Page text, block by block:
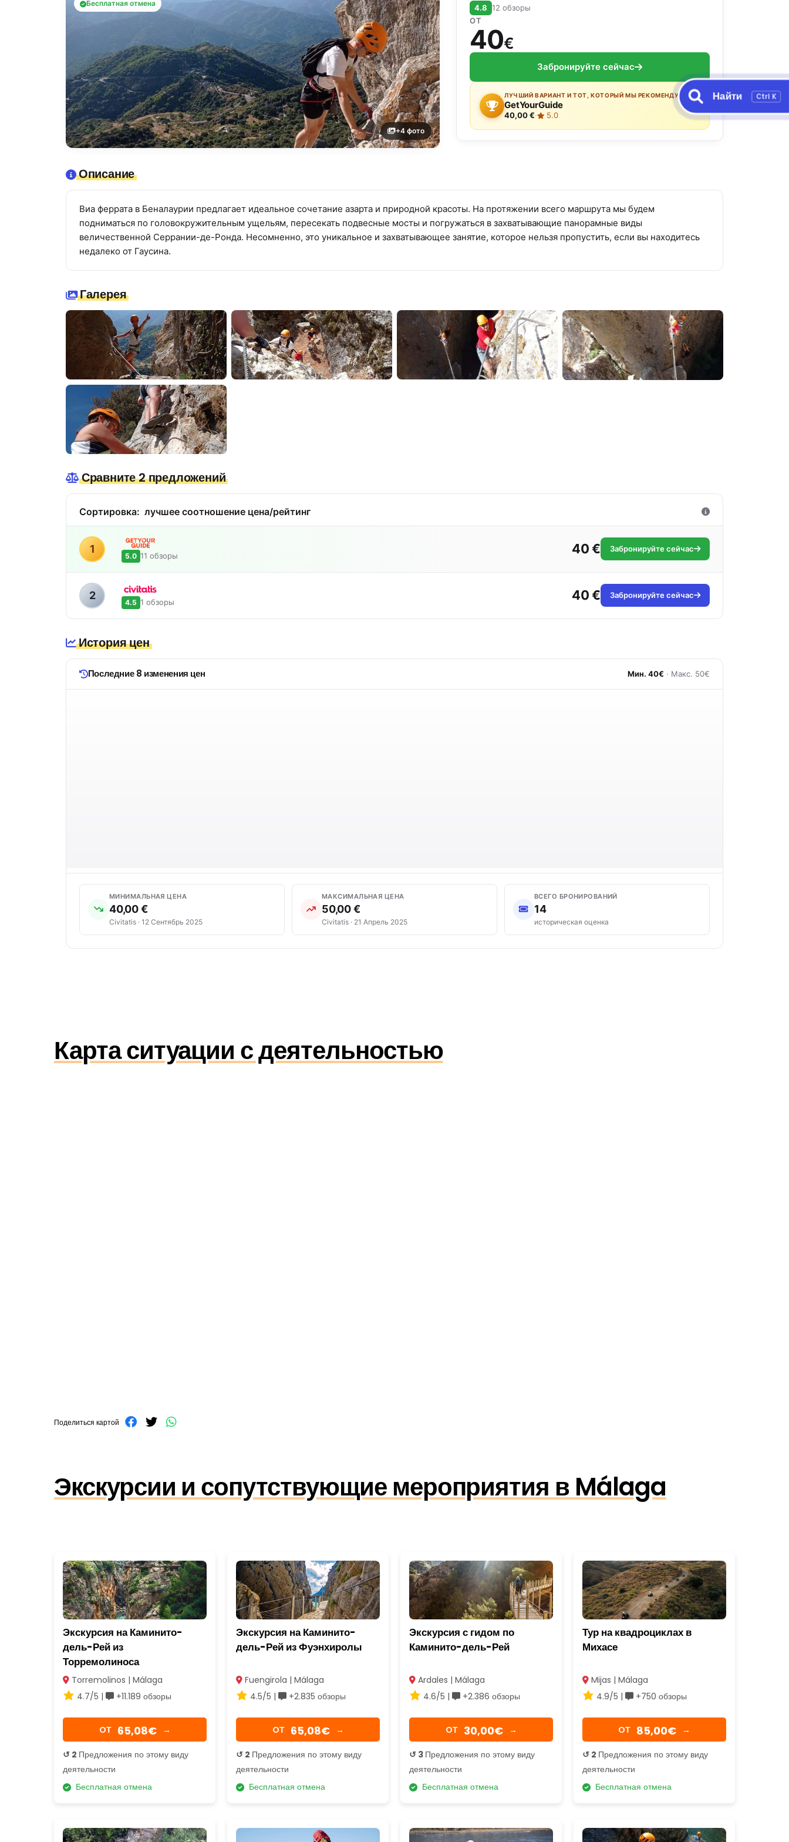
Бесплатная отмена
+4 фото
4.8 12 обзоры
ОТ
40€
Забронируйте сейчас
ЛУЧШИЙ ВАРИАНТ И ТОТ, КОТОРЫЙ МЫ РЕКОМЕНДУЕМ:
GetYourGuide
40,00 €· 5.0
Описание
Виа феррата в Беналаурии предлагает идеальное сочетание азарта и природной красоты. На протяжении всего маршрута мы будем
подниматься по головокружительным ущельям, пересекать подвесные мосты и погружаться в захватывающие панорамные виды
величественной Серрании-де-Ронда. Несомненно, это уникальное и захватывающее занятие, которое нельзя пропустить, если вы находитесь
недалеко от Гаусина.
Галерея
Сравните 2 предложений
Сортировка: лучшее соотношение цена/рейтинг
1
5.0 11 обзоры 40 € Забронируйте сейчас
2
4.5 1 обзоры 40 € Забронируйте сейчас
История цен
Последние 8 изменения цен Мин. 40€ · Макс. 50€
МИНИМАЛЬНАЯ ЦЕНА
40,00 €
Civitatis · 12 Сентябрь 2025
МАКСИМАЛЬНАЯ ЦЕНА
50,00 €
Civitatis · 21 Апрель 2025
ВСЕГО БРОНИРОВАНИЙ
14
историческая оценка
Карта ситуации с деятельностью
Поделиться картой
Экскурсии и сопутствующие мероприятия в Málaga
Экскурсия на Каминито-
дель-Рей из
Торремолиноса
Torremolinos | Málaga
4.7/5 |
+11.189 обзоры
OТ 65,08€ →
↺ 2 Предложения по этому виду
деятельности
Бесплатная отмена
Экскурсия на Каминито-
дель-Рей из Фуэнхиролы
Fuengirola | Málaga
4.5/5 |
+2.835 обзоры
OТ 65,08€ →
↺ 2 Предложения по этому виду
деятельности
Бесплатная отмена
Экскурсия с гидом по
Каминито-дель-Рей
Ardales | Málaga
4.6/5 |
+2.386 обзоры
OТ 30,00€ →
↺ 3 Предложения по этому виду
деятельности
Бесплатная отмена
Тур на квадроциклах в
Михасе
Mijas | Málaga
4.9/5 |
+750 обзоры
OТ 85,00€ →
↺ 2 Предложения по этому виду
деятельности
Бесплатная отмена
Найти Ctrl K